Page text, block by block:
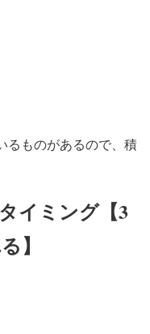
るものがあるので、積
イミング【3
】